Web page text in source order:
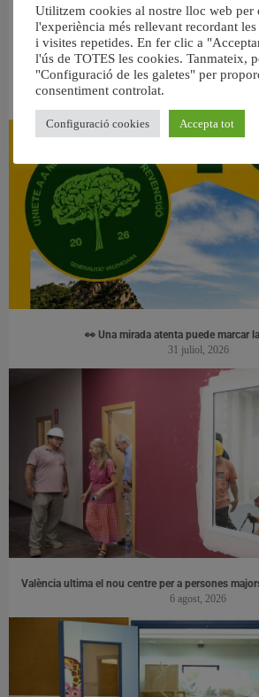
👀 Una mirada atenta puede marcar
31 juliol, 2026
València ultima el nou centre per a persones
6 agost, 2026
Utilitzem cookies al nostre lloc web per
l'experiència més rellevant recordant
i visites repetides. En fer clic a
l'ús de TOTES les cookies. Tanmateix,
"Configuració de les galetes" per
consentiment controlat.
Configuració cookies Accepta tot